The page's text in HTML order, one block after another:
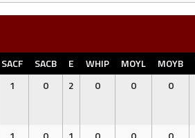
SACF SACB E WHIP MOYL MOYB
1 0 2 0 0 0